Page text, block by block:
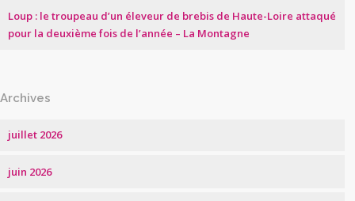
Loup : le troupeau d’un éleveur de brebis de Haute-Loire attaqué
pour la deuxième fois de l’année – La Montagne
Archives
juillet 2026
juin 2026